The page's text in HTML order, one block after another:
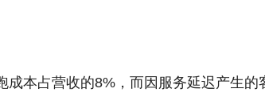
本占营收的8%，而因服务延迟产生的